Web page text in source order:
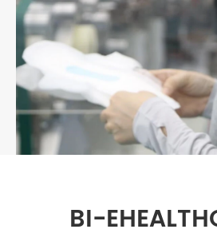
BI-